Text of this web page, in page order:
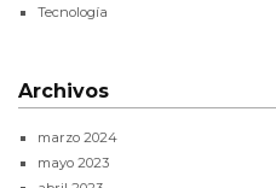
Tecnología
Archivos
marzo 2024
mayo 2023